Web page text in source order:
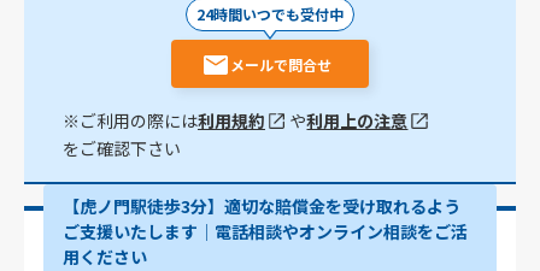
24時間いつでも受付中
メールで問合せ
※ご利用の際には利用規約 や利用上の注意
をご確認下さい
【虎ノ門駅徒歩3分】適切な賠償金を受け取れるよう
ご支援いたします│電話相談やオンライン相談をご活
用ください